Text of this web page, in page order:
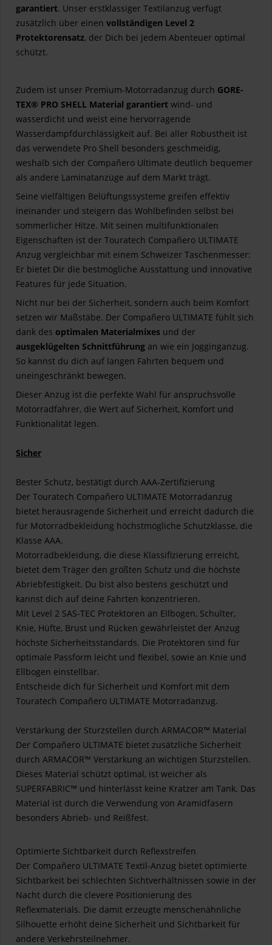
garantiert. Unser erstklassiger Textilanzug verfügt
zusätzlich über einen vollständigen Level 2
Protektorensatz, der Dich bei jedem Abenteuer optimal
schützt.
Zudem ist unser Premium-Motorradanzug durch GORE-
TEX® PRO SHELL Material garantiert wind- und
wasserdicht und weist eine hervorragende
Wasserdampfdurchlässigkeit auf. Bei aller Robustheit ist
das verwendete Pro Shell besonders geschmeidig,
weshalb sich der Compañero Ultimate deutlich bequemer
als andere Laminatanzüge auf dem Markt trägt.
Seine vielfältigen Belüftungssysteme greifen effektiv
ineinander und steigern das Wohlbefinden selbst bei
sommerlicher Hitze. Mit seinen multifunktionalen
Eigenschaften ist der Touratech Compañero ULTIMATE
Anzug vergleichbar mit einem Schweizer Taschenmesser:
Er bietet Dir die bestmögliche Ausstattung und innovative
Features für jede Situation.
Nicht nur bei der Sicherheit, sondern auch beim Komfort
setzen wir Maßstäbe. Der Compañero ULTIMATE fühlt sich
dank des optimalen Materialmixes und der
ausgeklügelten Schnittführung an wie ein Jogginganzug.
So kannst du dich auf langen Fahrten bequem und
uneingeschränkt bewegen.
Dieser Anzug ist die perfekte Wahl für anspruchsvolle
Motorradfahrer, die Wert auf Sicherheit, Komfort und
Funktionalität legen.
Sicher
Bester Schutz, bestätigt durch AAA-Zertifizierung
Der Touratech Compañero ULTIMATE Motorradanzug
bietet herausragende Sicherheit und erreicht dadurch die
für Motorradbekleidung höchstmögliche Schutzklasse, die
Klasse AAA.
Motorradbekleidung, die diese Klassifizierung erreicht,
bietet dem Träger den größten Schutz und die höchste
Abriebfestigkeit. Du bist also bestens geschützt und
kannst dich auf deine Fahrten konzentrieren.
Mit Level 2 SAS-TEC Protektoren an Ellbogen, Schulter,
Knie, Hüfte, Brust und Rücken gewährleistet der Anzug
höchste Sicherheitsstandards. Die Protektoren sind für
optimale Passform leicht und flexibel, sowie an Knie und
Ellbogen einstellbar.
Entscheide dich für Sicherheit und Komfort mit dem
Touratech Compañero ULTIMATE Motorradanzug.
Verstärkung der Sturzstellen durch ARMACOR™ Material
Der Compañero ULTIMATE bietet zusätzliche Sicherheit
durch ARMACOR™ Verstärkung an wichtigen Sturzstellen.
Dieses Material schützt optimal, ist weicher als
SUPERFABRIC™ und hinterlässt keine Kratzer am Tank. Das
Material ist durch die Verwendung von Aramidfasern
besonders Abrieb- und Reißfest.
Optimierte Sichtbarkeit durch Reflexstreifen
Der Compañero ULTIMATE Textil-Anzug bietet optimierte
Sichtbarkeit bei schlechten Sichtverhältnissen sowie in der
Nacht durch die clevere Positionierung des
Reflexmaterials. Die damit erzeugte menschenähnliche
Silhouette erhöht deine Sicherheit und Sichtbarkeit für
andere Verkehrsteilnehmer.